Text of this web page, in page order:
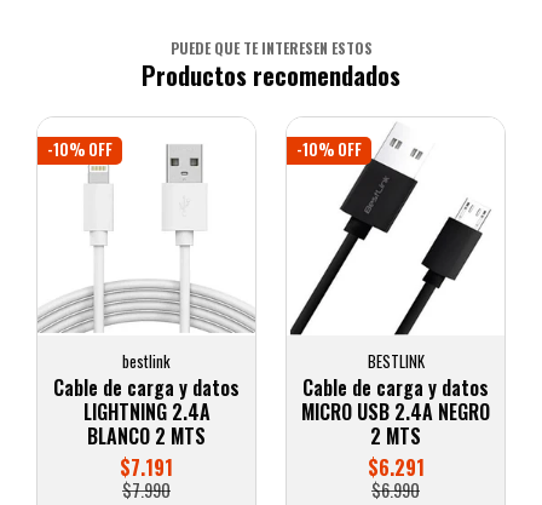
PUEDE QUE TE INTERESEN ESTOS
Productos recomendados
-10% OFF
bestlink
Cable de carga y datos
LIGHTNING 2.4A
BLANCO 2 MTS
$7.191
$7.990
-10% OFF
BESTLINK
Cable de carga y datos
MICRO USB 2.4A NEGRO
2 MTS
$6.291
$6.990